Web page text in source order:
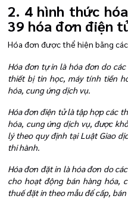
2. 4 hình thức
39 hóa đơn điện
Hóa đơn được thể hiện bằng
Hóa đơn tự in là hóa đơn do
thiết bị tin học, máy tính tiền
hóa, cung ứng dịch vụ.
Hóa đơn điện tử là tập hợp các
hóa, cung ứng dịch vụ, được
lý theo quy định tại Luật Giao
thi hành.
Hóa đơn đặt in là hóa đơn do
cho hoạt động bán hàng hóa,
thuế đặt in theo mẫu để cấp,